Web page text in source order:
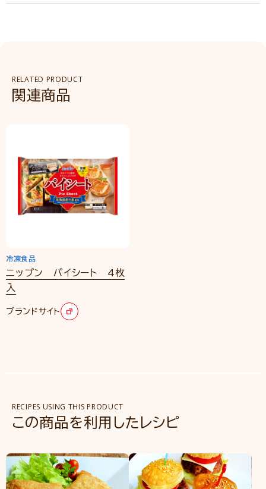
RELATED PRODUCT
関連商品
冷凍食品
ニップン パイシート 4枚
入
ブランドサイト
RECIPES USING THIS PRODUCT
この商品を利用したレシピ